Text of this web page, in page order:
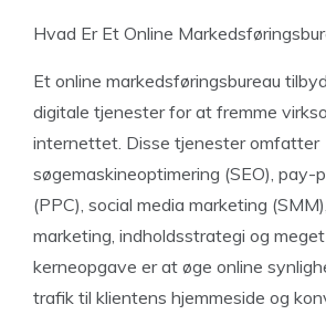
Hvad Er Et Online
Et online markedsføringsbureau
digitale tjenester for at fremme
internettet. Disse tjenester omfatter
søgemaskineoptimering (SEO), pay-
(PPC), social media marketing
marketing, indholdsstrategi og
kerneopgave er at øge online
trafik til klientens hjemmeside og